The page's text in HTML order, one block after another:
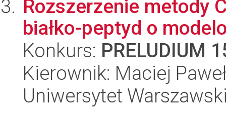
Rozszerzenie metody
białko-peptyd o
Konkurs: PRELUDIUM
Kierownik: Maciej
Uniwersytet